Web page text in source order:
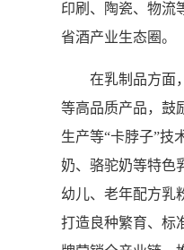
印刷、陶瓷、物流
省酒产业生态圈。
在乳制品方面，
等高品质产品，鼓
生产等“卡脖子”技
奶、骆驼奶等特色
幼儿、老年配方乳
打造良种繁育、标